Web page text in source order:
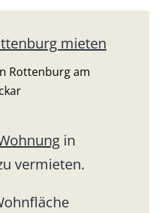
Rottenburg am
in
vermieten.